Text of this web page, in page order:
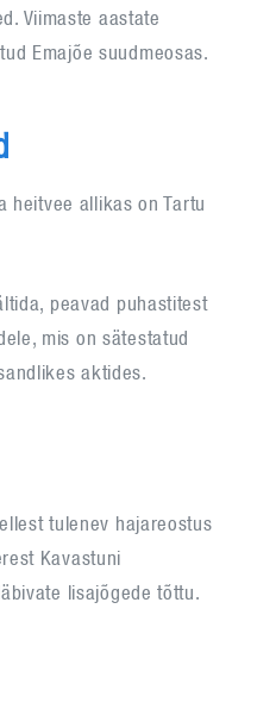
Viimaste aastate
Emajõe suudmeosas.
heitvee allikas on Tartu
peavad puhastitest
mis on sätestatud
aktides.
tulenev hajareostus
Kavastuni
lisajõgede tõttu.